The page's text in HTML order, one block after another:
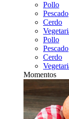
Pollo
Pescado
Cerdo
Pollo
Pescado
Cerdo
Momentos